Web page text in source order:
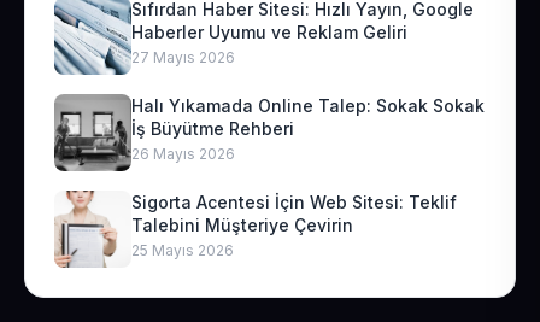
Sıfırdan Haber Sitesi: Hızlı Yayın, Google
Haberler Uyumu ve Reklam Geliri
27 Mayıs 2026
Halı Yıkamada Online Talep: Sokak Sokak
İş Büyütme Rehberi
26 Mayıs 2026
Sigorta Acentesi İçin Web Sitesi: Teklif
Talebini Müşteriye Çevirin
25 Mayıs 2026